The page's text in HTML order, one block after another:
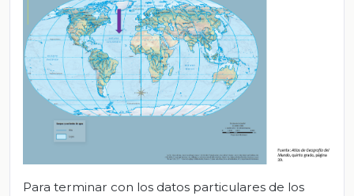
Para terminar con los datos particulares de los